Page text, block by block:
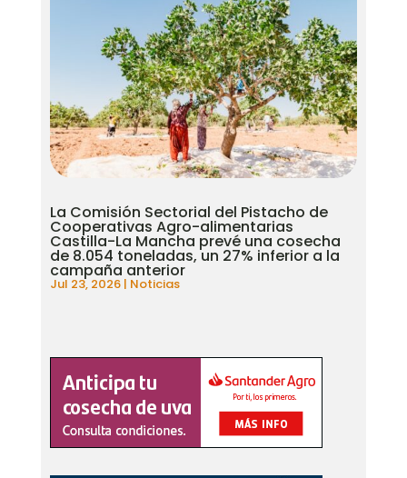
La Comisión Sectorial del Pistacho de
Cooperativas Agro-alimentarias
Castilla-La Mancha prevé una cosecha
de 8.054 toneladas, un 27% inferior a la
campaña anterior
Jul 23, 2026| Noticias